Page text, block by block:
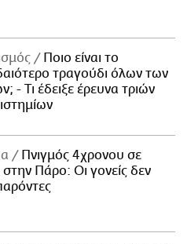
Ποιο είναι το
τραγούδι όλων των
- Τι έδειξε έρευνα τριών
Πνιγμός 4χρονου σε
στην Πάρο: Οι γονείς δεν